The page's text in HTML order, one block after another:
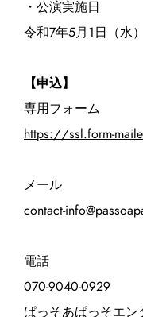
・公演実施日
令和7年5月1日（水
【申込】
専用フォーム
https://ssl.form-
メール
contact-
電話
070-9040-0929
ぱっそあぱっそエン